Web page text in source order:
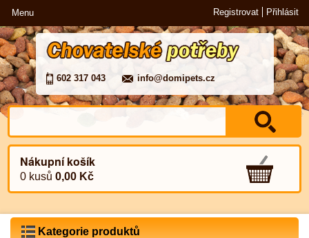
Menu Registrovat Přihlásit
602 317 043 info@domipets.cz
Nákupní košík
0 kusů0,00 Kč
Kategorie produktů